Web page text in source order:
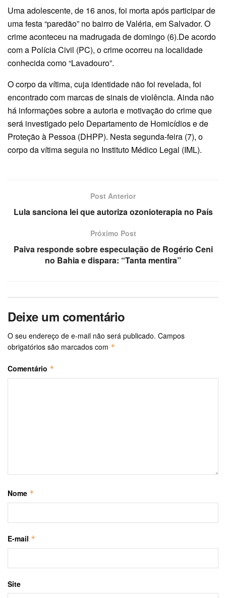
Uma adolescente, de 16 anos, foi morta após participar de
uma festa “paredão” no bairro de Valéria, em Salvador. O
crime aconteceu na madrugada de domingo (6).De acordo
com a Polícia Civil (PC), o crime ocorreu na localidade
conhecida como “Lavadouro”.
O corpo da vítima, cuja identidade não foi revelada, foi
encontrado com marcas de sinais de violência. Ainda não
há informações sobre a autoria e motivação do crime que
será investigado pelo Departamento de Homicídios e de
Proteção à Pessoa (DHPP). Nesta segunda-feira (7), o
corpo da vítima seguia no Instituto Médico Legal (IML).
Post Anterior
Lula sanciona lei que autoriza ozonioterapia no País
Próximo Post
Paiva responde sobre especulação de Rogério Ceni
no Bahia e dispara: “Tanta mentira”
Deixe um comentário
O seu endereço de e-mail não será publicado. Campos
obrigatórios são marcados com *
Comentário *
Nome *
E-mail *
Site